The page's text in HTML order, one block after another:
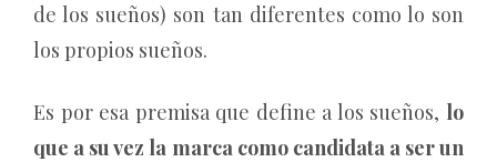
de los sueños) son tan diferentes como lo son
los propios sueños.
Es por esa premisa que define a los sueños, lo
que a su vez la marca como candidata a ser un